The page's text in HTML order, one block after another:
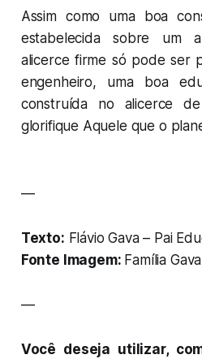
Assim como uma boa
estabelecida sobre um
alicerce firme só pode ser
engenheiro, uma boa
construída no alicerce
glorifique Aquele que o
—
Texto: Flávio Gava – Pai
Fonte Imagem: Família Gava
—
Você deseja utilizar,